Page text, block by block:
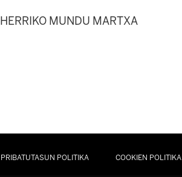
MUNDU MARTXA
PRIBATUTASUN POLITIKA COOKIEN POLITIKA